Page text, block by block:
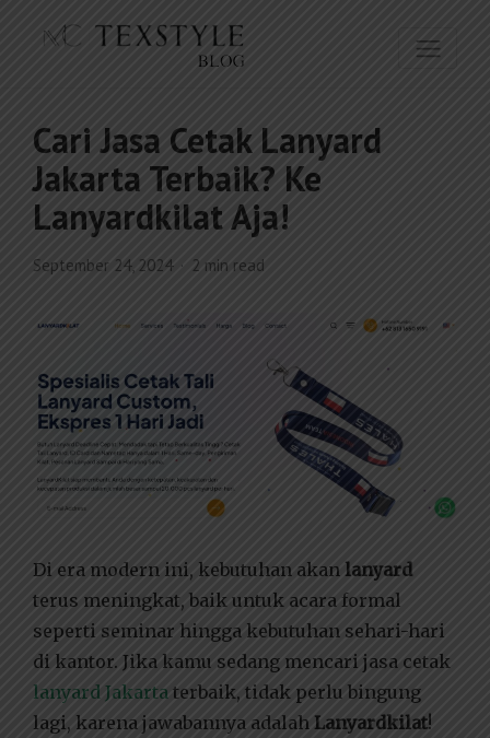
Cari Jasa Cetak Lanyard
Jakarta Terbaik? Ke
Lanyardkilat Aja!
September 24, 2024 2 min read
Di era modern ini, kebutuhan akan lanyard
terus meningkat, baik untuk acara formal
seperti seminar hingga kebutuhan sehari-hari
di kantor. Jika kamu sedang mencari jasa cetak
lanyard Jakarta terbaik, tidak perlu bingung
lagi, karena jawabannya adalah Lanyardkilat!